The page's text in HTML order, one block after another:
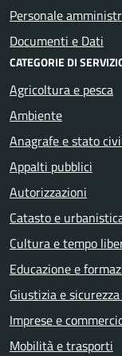
Personale
Documenti e Dati
CATEGORIE DI
Agricoltura e pesca
Ambiente
Anagrafe e stato
Appalti pubblici
Autorizzazioni
Catasto e
Cultura e tempo
Educazione e
Giustizia e
Imprese e
Mobilità e trasporti